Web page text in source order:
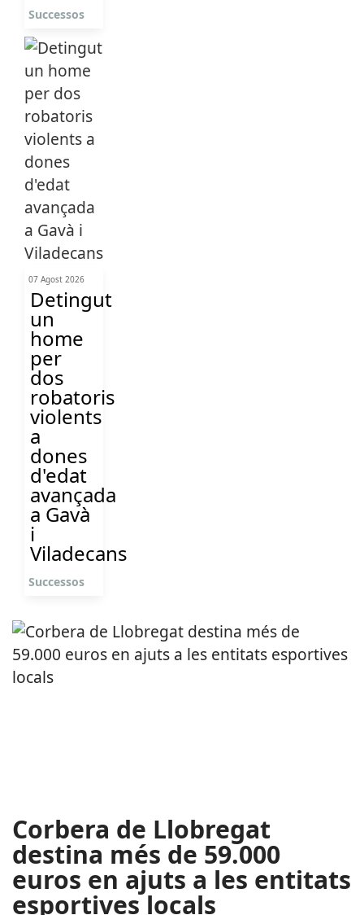
Successos
07 Agost 2026
Detingut
un
home
per
dos
robatoris
violents
a
dones
d'edat
avançada
a Gavà
i
Viladecans
Successos
Corbera de Llobregat
destina més de 59.000
euros en ajuts a les entitats
esportives locals